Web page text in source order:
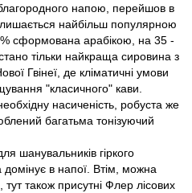
напою, перейшов в
найбільш популярною
сформована арабікою, на 35 -
тільки найкраща сировина з
Гвінеї, де кліматичні умови
"класичного" кави.
насиченість, робуста же
багатьма тонізуючий
шанувальників гіркого
в напої. Втім, можна
тут також присутні Флер лісових